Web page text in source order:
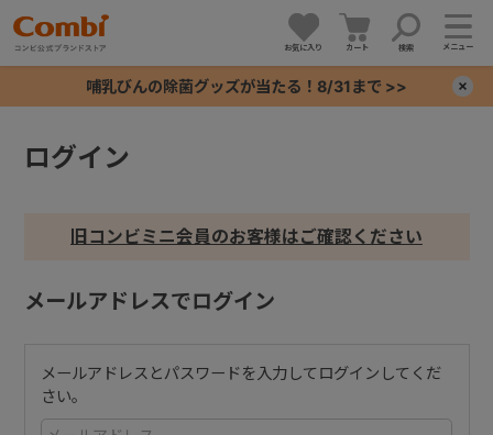
お気に入り カート 検索 メニュー
哺乳びんの除菌グッズが当たる！8/31まで >>
ログイン
旧コンビミニ会員のお客様はご確認ください
メールアドレスでログイン
メールアドレスとパスワードを入力してログインしてくだ
さい。